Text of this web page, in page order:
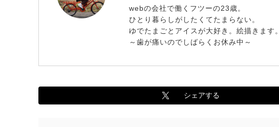
webの会社で働くフツーの23歳。
ひとり暮らしがしたくてたまらない。
ゆでたまごとアイスが大好き。絵描きます。
～歯が痛いのでしばらくお休み中～
シェアする